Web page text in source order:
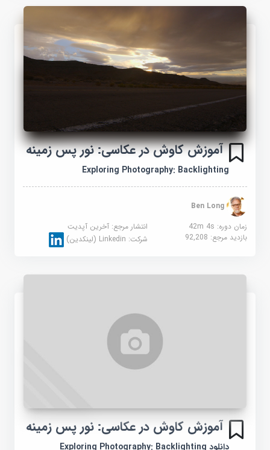
آموزش کاوش در عکاسی: نور پس زمینه
Exploring Photography: Backlighting
Ben Long
زمان دوره: 42m 4s
انتشار مرجع:آخرین آپدیت
بازدید مرجع:92,208 شرکت:Linkedin (لینکدین)
آموزش کاوش در عکاسی: نور پس زمینه
دانلود Exploring Photography: Backlighting